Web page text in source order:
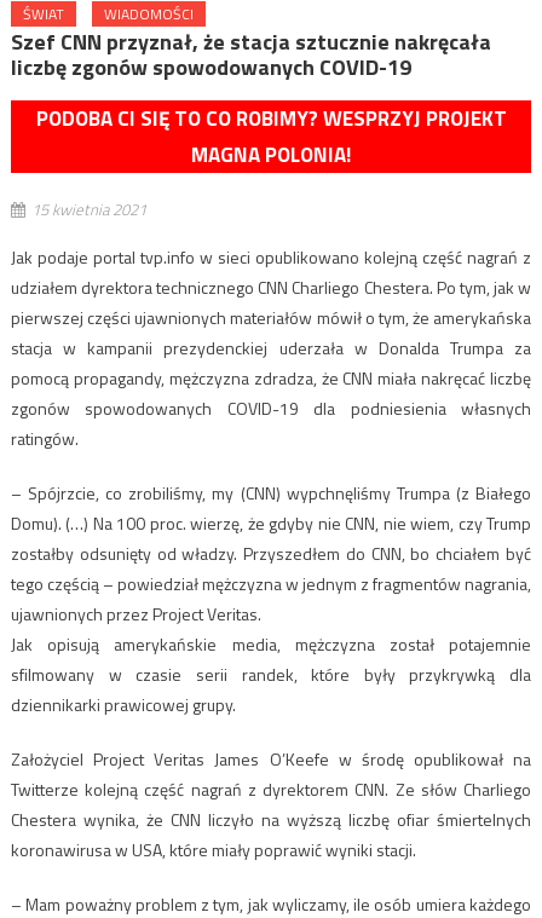
ŚWIAT WIADOMOŚCI
Szef CNN przyznał, że stacja sztucznie nakręcała
liczbę zgonów spowodowanych COVID-19
PODOBA CI SIĘ TO CO ROBIMY? WESPRZYJ PROJEKT
MAGNA POLONIA!
15 kwietnia 2021
Jak podaje portal tvp.info w sieci opublikowano kolejną część nagrań z
udziałem dyrektora technicznego CNN Charliego Chestera. Po tym, jak w
pierwszej części ujawnionych materiałów mówił o tym, że amerykańska
stacja w kampanii prezydenckiej uderzała w Donalda Trumpa za
pomocą propagandy, mężczyzna zdradza, że CNN miała nakręcać liczbę
zgonów spowodowanych COVID-19 dla podniesienia własnych
ratingów.
– Spójrzcie, co zrobiliśmy, my (CNN) wypchnęliśmy Trumpa (z Białego
Domu). (…) Na 100 proc. wierzę, że gdyby nie CNN, nie wiem, czy Trump
zostałby odsunięty od władzy. Przyszedłem do CNN, bo chciałem być
tego częścią – powiedział mężczyzna w jednym z fragmentów nagrania,
ujawnionych przez Project Veritas.
Jak opisują amerykańskie media, mężczyzna został potajemnie
sfilmowany w czasie serii randek, które były przykrywką dla
dziennikarki prawicowej grupy.
Założyciel Project Veritas James O’Keefe w środę opublikował na
Twitterze kolejną część nagrań z dyrektorem CNN. Ze słów Charliego
Chestera wynika, że CNN liczyło na wyższą liczbę ofiar śmiertelnych
koronawirusa w USA, które miały poprawić wyniki stacji.
– Mam poważny problem z tym, jak wyliczamy, ile osób umiera każdego